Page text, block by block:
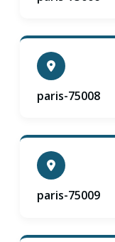
paris-75008
paris-75009